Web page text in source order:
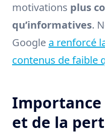
motivations plus
qu’informatives.
Google a renforcé
contenus de faible
et de la